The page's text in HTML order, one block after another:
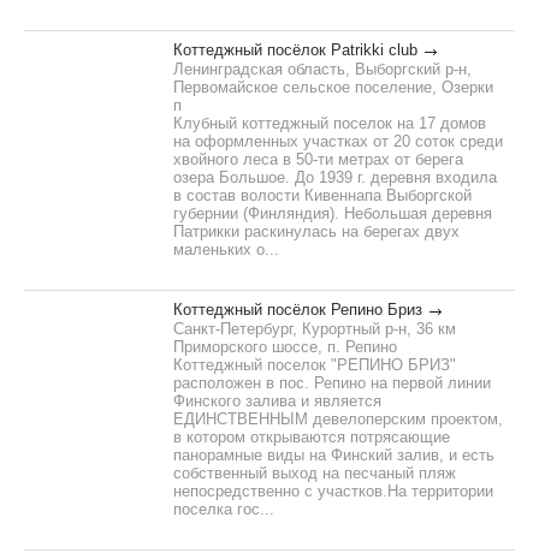
Коттеджный посёлок Patrikki club
Ленинградская область, Выборгский р-н,
Первомайское сельское поселение, Озерки
п
Клубный коттеджный поселок на 17 домов
на оформленных участках от 20 соток среди
хвойного леса в 50-ти метрах от берега
озера Большое. До 1939 г. деревня входила
в состав волости Кивеннапа Выборгской
губернии (Финляндия). Небольшая деревня
Патрикки раскинулась на берегах двух
маленьких о...
Коттеджный посёлок Репино Бриз
Санкт-Петербург, Курортный р-н, 36 км
Приморского шоссе, п. Репино
Коттеджный поселок "РЕПИНО БРИЗ"
расположен в пос. Репино на первой линии
Финского залива и является
ЕДИНСТВЕННЫМ девелоперским проектом,
в котором открываются потрясающие
панорамные виды на Финский залив, и есть
собственный выход на песчаный пляж
непосредственно с участков.На территории
поселка гос...